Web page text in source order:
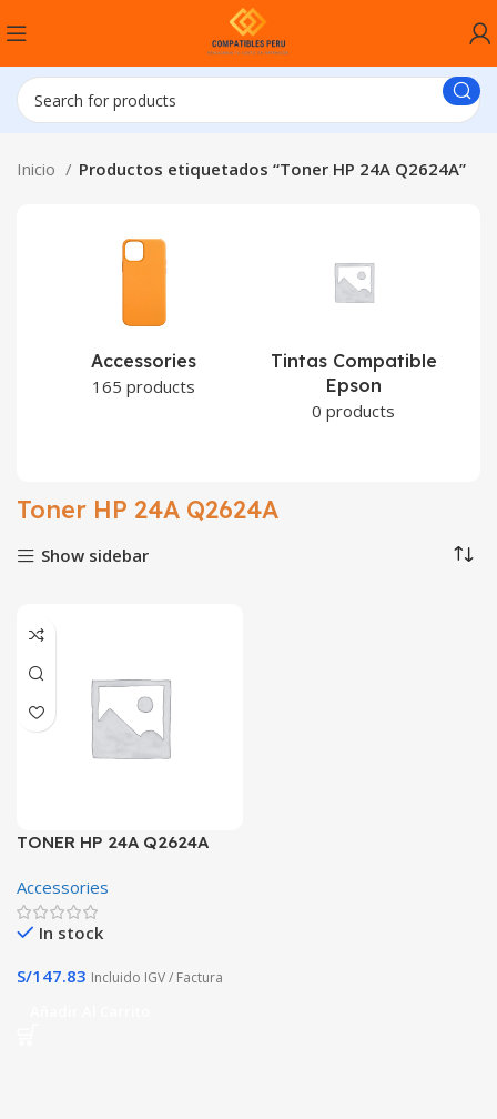
Inicio Productos etiquetados “Toner HP 24A Q2624A”
Accessories
165 products
Tintas Compatible
Epson
0 products
Toner HP 24A Q2624A
Show sidebar
TONER HP 24A Q2624A
Accessories
In stock
S/147.83 Incluido IGV / Factura